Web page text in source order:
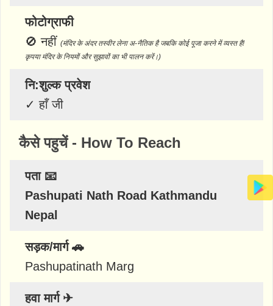
फोटोग्राफी
🚫नहीं (मंदिर के अंदर तस्वीर लेना अ-नैतिक है जबकि कोई पूजा करने में व्यस्त है!
कृपया मंदिर के नियमों और सुझावों का भी पालन करें।)
नि:शुल्क प्रवेश
✓हाँ जी
कैसे पहुचें - How To Reach
पता 📧
Pashupati Nath Road Kathmandu
Nepal
सड़क/मार्ग 🚗
Pashupatinath Marg
हवा मार्ग ✈